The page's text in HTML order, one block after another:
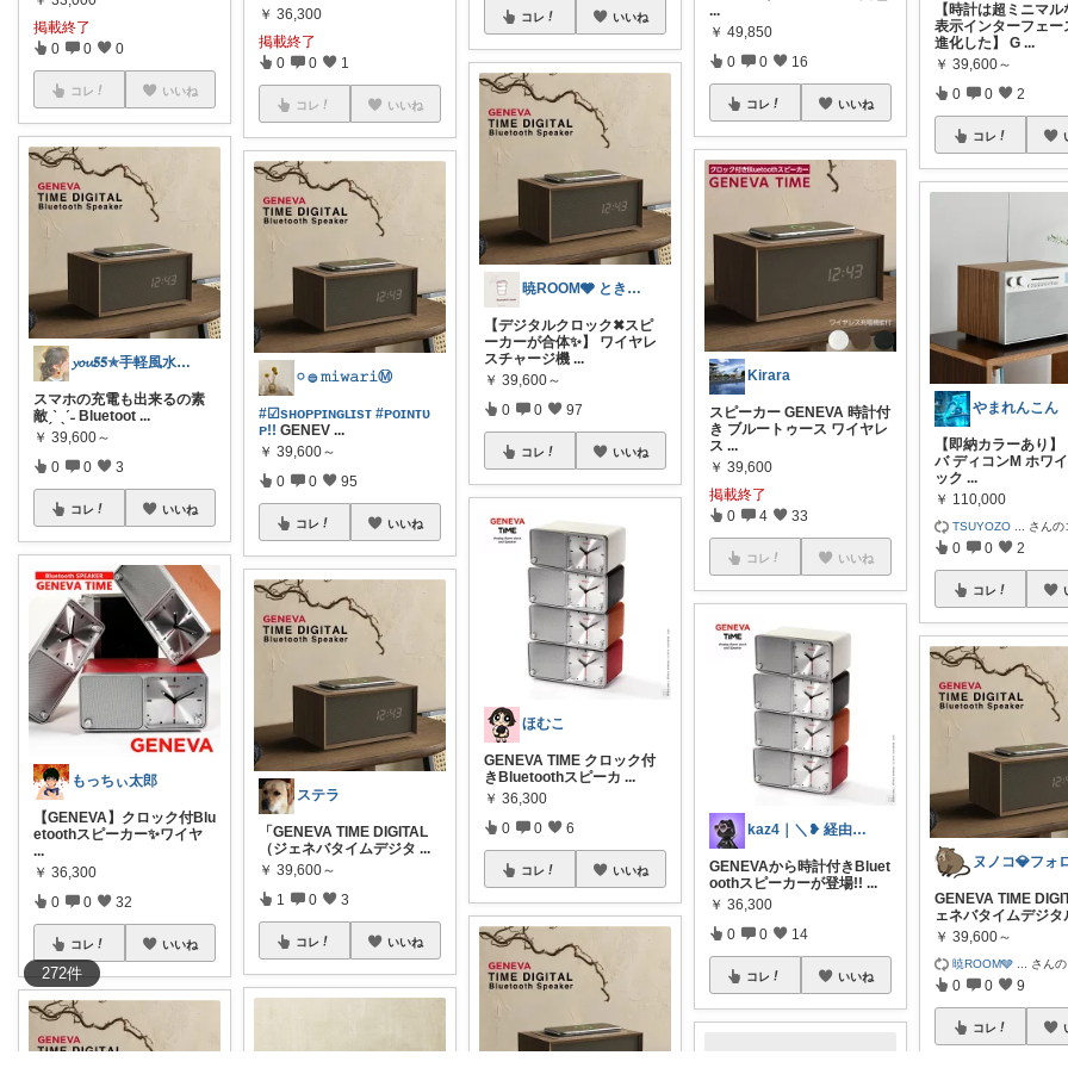
272件
掲載終了
0 0 0
コレ いいね
𝔂𝓸𝓾𝟓𝟓✯手軽風水Insta
スマホの充電も出来るの素
敵ˏˋ ˎˊ˗ Bluetoot ...
￥ 39,600～
0 0 3
コレ いいね
もっちぃ太郎
【GENEVA】クロック付Blu
etoothスピーカー✨ワイヤ
...
￥ 36,300
0 0 32
コレ いいね
￥ 36,300
掲載終了
0 0 1
コレ いいね
𓏸 𓐍 𝚖𝚒𝚠𝚊𝚛𝚒Ⓜ︎
#☑sʜᴏᴘᴘɪɴɢʟɪsᴛ #ᴘᴏɪɴᴛᴜ
ᴘ!! GENEV ...
￥ 39,600～
0 0 95
コレ いいね
ステラ
「GENEVA TIME DIGITAL
（ジェネバタイムデジタ ...
￥ 39,600～
1 0 3
コレ いいね
コレ いいね
暁ROOM🩶 ときめく暮らしのセレクト
【デジタルクロック✖スピ
ーカーが合体✨】 ワイヤレ
スチャージ機 ...
￥ 39,600～
0 0 97
コレ いいね
ほむこ
GENEVA TIME クロック付
きBluetoothスピーカ ...
￥ 36,300
0 0 6
コレ いいね
...
￥ 49,850
0 0 16
コレ いいね
Kirara
スピーカー GENEVA 時計付
き ブルートゥース ワイヤレ
ス ...
￥ 39,600
掲載終了
0 4 33
コレ いいね
kaz4｜＼❥ 経由購入感謝 ෆ／
GENEVAから時計付きBluet
oothスピーカーが登場!! ...
￥ 36,300
0 0 14
コレ いいね
【時計は超ミニマ
表示インターフェー
進化した】 G ...
￥ 39,600～
0 0 2
コレ
やまれんこん
【即納カラーあり
バ ディコンM ホワ
ック...
￥ 110,000
TSUYOZO さんの
0 0 2
コレ
GENEVA TIME
ェネバタイムデジタ
￥ 39,600～
暁ROOM🩶 さん
0 0 9
コレ